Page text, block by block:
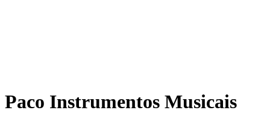
Paco Instrumentos Musicais